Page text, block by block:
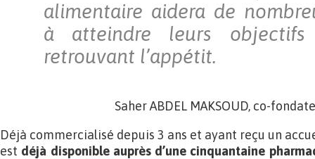
alimentaire aidera de
à atteindre leurs
retrouvant l’appétit.
Saher ABDEL MAKSOUD, co-
Déjà commercialisé depuis 3 ans et ayant reçu un
est déjà disponible auprès d’une cinquantaine